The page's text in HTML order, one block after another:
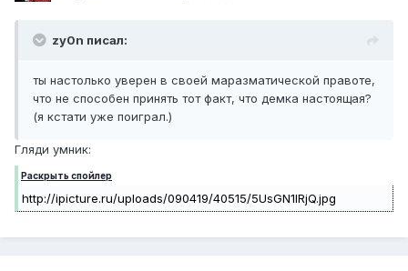
zy0n писал:
ты настолько уверен в своей маразматической правоте,
что не способен принять тот факт, что демка настоящая?
(я кстати уже поиграл.)
Гляди умник:
Раскрыть спойлер
http://ipicture.ru/uploads/090419/40515/5UsGN1IRjQ.jpg